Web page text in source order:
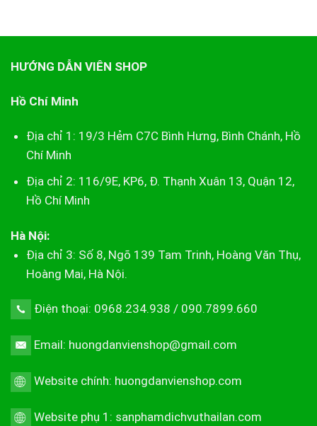
HƯỚNG DẪN VIÊN SHOP
Hồ Chí Minh
Địa chỉ 1: 19/3 Hẻm C7C Bình Hưng, Bình Chánh, Hồ
Chí Minh
Địa chỉ 2: 116/9E, KP6, Đ. Thạnh Xuân 13, Quận 12,
Hồ Chí Minh
Hà Nội:
Địa chỉ 3: Số 8, Ngõ 139 Tam Trinh, Hoàng Văn Thụ,
Hoàng Mai, Hà Nội.
Điện thoại: 0968.234.938 / 090.7899.660
Email: huongdanvienshop@gmail.com
Website chính: huongdanvienshop.com
Website phụ 1: sanphamdichvuthailan.com